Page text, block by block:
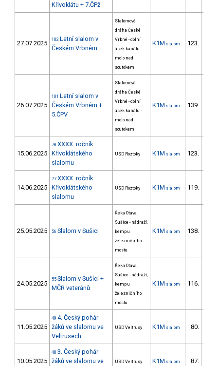
Křivoklátu + 7.ČPž
27.07.2025 102 Letní slalom v
Českém Vrbném
Slalomová
dráha České
Vrbné - dolní
úsek kanálu -
molo nad
soutokem
K1M slalom 123.
26.07.2025
101 Letní slalom v
Českém Vrbném +
5.ČPV
Slalomová
dráha České
Vrbné - dolní
úsek kanálu -
molo nad
soutokem
K1M slalom 139.
15.06.2025
78 XXXX. ročník
Křivoklátského
slalomu
USD Roztoky K1M slalom 123.
14.06.2025
77 XXXX. ročník
Křivoklátského
slalomu
USD Roztoky K1M slalom 119.
25.05.2025 56 Slalom v Sušici
Řeka Otava ,
Sušice - nádraží,
kemp u
železničního
mostu
K1M slalom 138.
24.05.2025
55 Slalom v Sušici +
MČR veteránů
Řeka Otava ,
Sušice - nádraží,
kemp u
železničního
mostu
K1M slalom 116.
11.05.2025
49 4. Český pohár
žáků ve slalomu ve
Veltrusech
USD Veltrusy K1M slalom 80.
10.05.2025
48 3. Český pohár
žáků ve slalomu ve
USD Veltrusy K1M slalom 87.